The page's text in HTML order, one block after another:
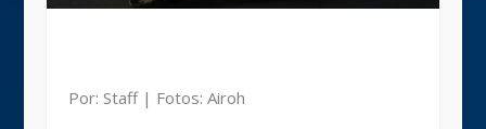
Por: Staff | Fotos: Airoh